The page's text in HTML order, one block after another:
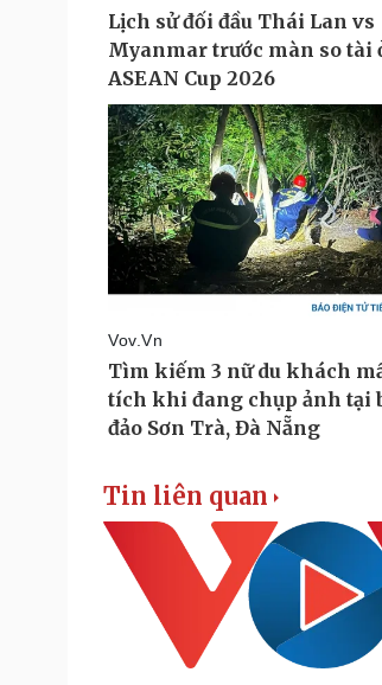
Tin liên quan